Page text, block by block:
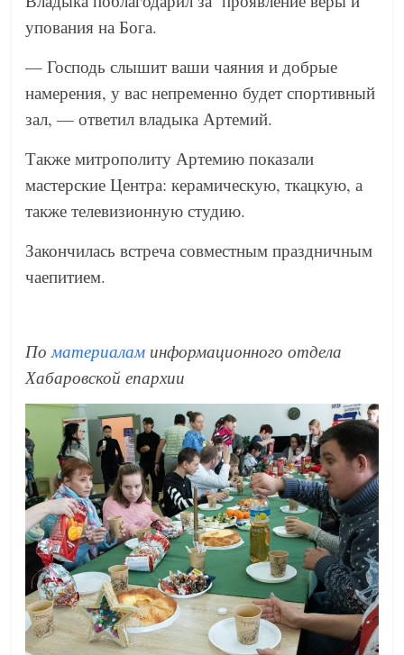
упования на Бога.
— Господь слышит ваши чаяния и добрые
намерения, у вас непременно будет спортивный
зал, — ответил владыка Артемий.
Также митрополиту Артемию показали
мастерские Центра: керамическую, ткацкую, а
также телевизионную студию.
Закончилась встреча совместным праздничным
чаепитием.
Поматериалам информационного отдела
Хабаровской епархии